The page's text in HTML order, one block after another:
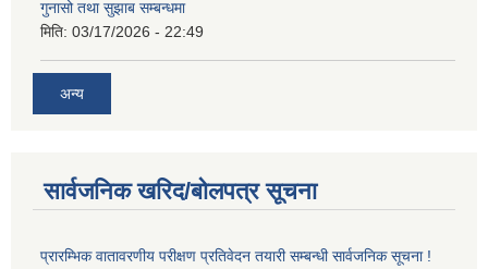
गुनासो तथा सुझाब सम्बन्धमा
मिति: 03/17/2026 - 22:49
अन्य
सार्वजनिक खरिद/बोलपत्र सूचना
प्रारम्भिक वातावरणीय परीक्षण प्रतिवेदन तयारी सम्बन्धी सार्वजनिक सूचना !